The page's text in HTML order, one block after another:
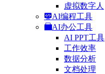
虚拟数字人
AI编程工具
AI办公工具
AI PPT工具
工作效率
数据分析
文档处理